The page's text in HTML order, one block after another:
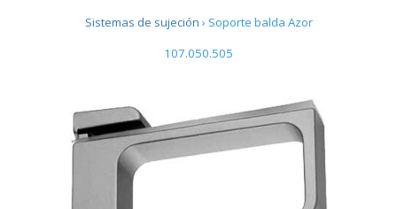
Sistemas de sujeción › Soporte balda Azor
107.050.505